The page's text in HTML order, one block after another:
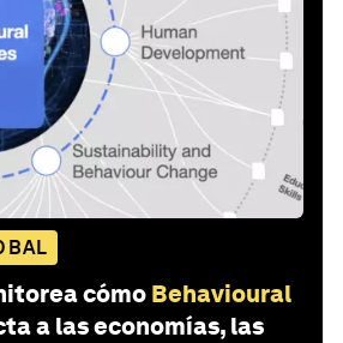
cómo Behavioural
a las economías, las